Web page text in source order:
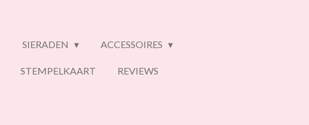
SIERADEN ACCESSOIRES
STEMPELKAART REVIEWS